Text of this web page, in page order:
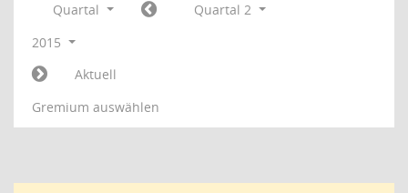
Quartal
Quartal 2
2015
Aktuell
Gremium auswählen